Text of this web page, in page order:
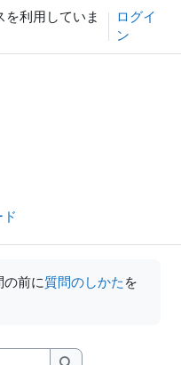
を利用していま
ログイ
ン
の前に質問のしかた を